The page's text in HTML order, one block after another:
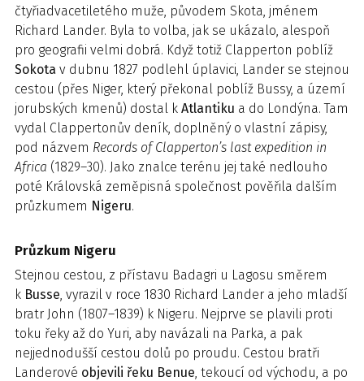
čtyřiadvacetiletého muže, původem Skota, jménem
Richard Lander. Byla to volba, jak se ukázalo, alespoň
pro geografii velmi dobrá. Když totiž Clapperton poblíž
Sokota v dubnu 1827 podlehl úplavici, Lander se stejnou
cestou (přes Niger, který překonal poblíž Bussy, a území
jorubských kmenů) dostal k Atlantiku a do Londýna. Tam
vydal Clappertonův deník, doplněný o vlastní zápisy,
pod názvem Records of Clapperton’s last expedition in
Africa (1829–30). Jako znalce terénu jej také nedlouho
poté Královská zeměpisná společnost pověřila dalším
průzkumem Nigeru.
Průzkum Nigeru
Stejnou cestou, z přístavu Badagri u La­gosu směrem
k Busse, vyrazil v roce 1830 Richard Lander a jeho mladší
bratr John (1807–1839) k Nigeru. Nejprve se plavili proti
toku řeky až do Yuri, aby navázali na Parka, a pak
nejjednodušší cestou dolů po proudu. Cestou bratři
Landerové objevili řeku Benue, tekoucí od východu, a po